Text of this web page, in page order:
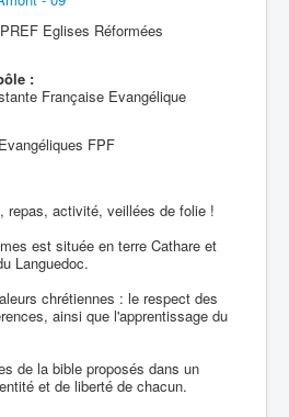
Eglises Réformées
:
Française Evangélique
FPF
repas, activité, veillées de folie !
est située en terre Cathare et
Languedoc.
chrétiennes : le respect des
ainsi que l'apprentissage du
de la bible proposés dans un
et de liberté de chacun.